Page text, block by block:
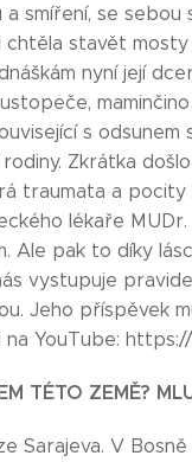
smíření, se sebou
chtěla stavět
nyní její
s
Zkrátka
traumata a
lékaře
Ale pak to díky
vystupuje
Jeho příspěvek
YouTube:
TÉTO ZEMĚ?
Sarajeva. V